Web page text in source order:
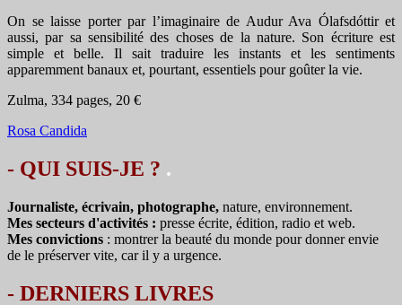
On se laisse porter par l’imaginaire de Audur Ava Ólafsdóttir et
aussi, par sa sensibilité des choses de la nature. Son écriture est
simple et belle. Il sait traduire les instants et les sentiments
apparemment banaux et, pourtant, essentiels pour goûter la vie.
Zulma, 334 pages, 20 €
Rosa Candida
- QUI SUIS-JE ? .
Journaliste, écrivain, photographe, nature, environnement.
Mes secteurs d'activités : presse écrite, édition, radio et web.
Mes convictions : montrer la beauté du monde pour donner envie
de le préserver vite, car il y a urgence.
- DERNIERS LIVRES